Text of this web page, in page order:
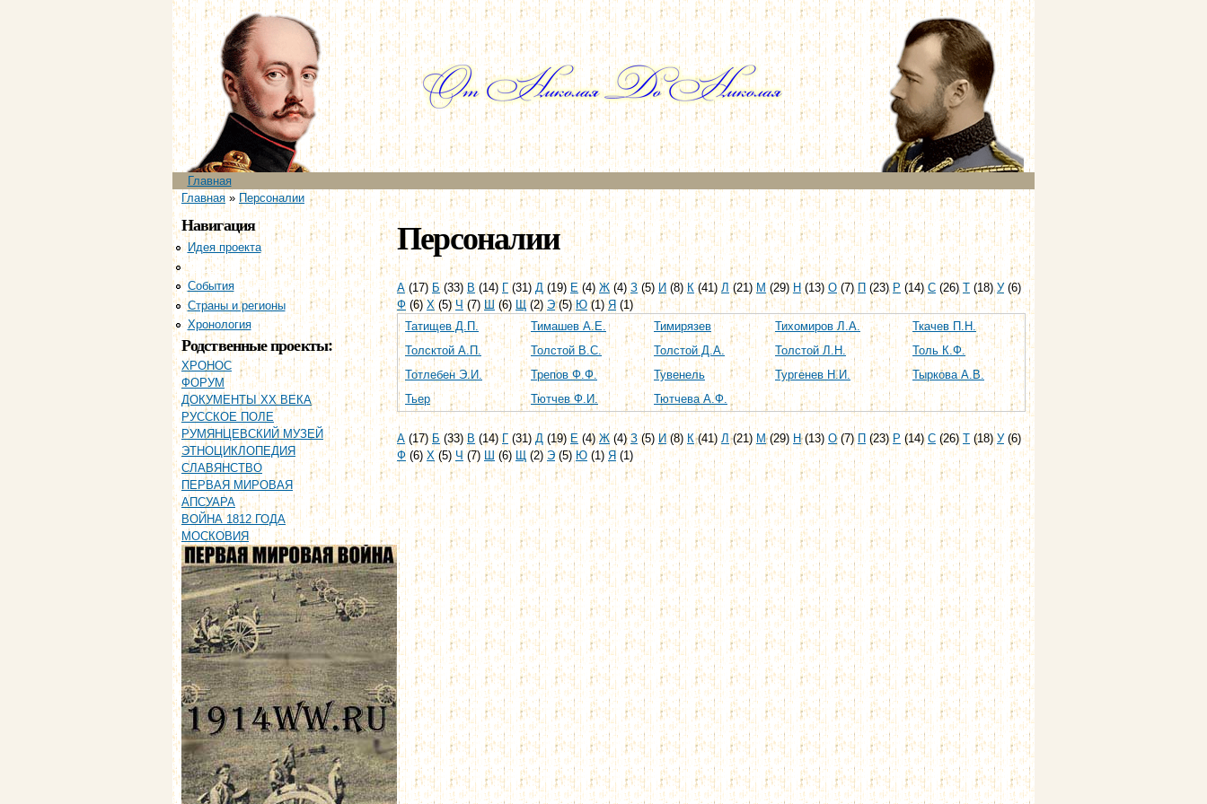
Перейти к
основному
содержанию
Главное меню
Главная
Вы здесь
Главная» Персоналии
Навигация
Идея проекта
Персоналии
События
Страны и регионы
Хронология
Родственные проекты:
ХРОНОС
ФОРУМ
ДОКУМЕНТЫ XX ВЕКА
РУССКОЕ ПОЛЕ
РУМЯНЦЕВСКИЙ МУЗЕЙ
ЭТНОЦИКЛОПЕДИЯ
СЛАВЯНСТВО
ПЕРВАЯ МИРОВАЯ
АПСУАРА
ВОЙНА 1812 ГОДА
МОСКОВИЯ
Персоналии
А(17)Б(33)В(14)Г(31)Д (19)Е (4)Ж(4)З(5) И(8)К(41)Л(21)М(29)Н(13)О(7)П (23)Р (14)С (26)Т (18)У(6)
Ф (6)Х (5)Ч(7) Ш(6) Щ(2)Э(5)Ю (1)Я (1)
Татищев Д.П.
Тимашев А.Е. Тимирязев Тихомиров Л.А.
Ткачев П.Н.
Толсктой А.П.
Толстой В.С. Толстой Д.А. Толстой Л.Н.
Толь К.Ф.
Тотлебен Э.И.
Трепов Ф.Ф. Тувенель Тургенев Н.И.
Тыркова А.В.
Тьер
Тютчев Ф.И. Тютчева А.Ф.
А (17)Б (33)В (14)Г (31)Д (19)Е (4)Ж (4)З(5) И(8) К(41) Л(21) М(29) Н(13) О(7) П (23) Р (14) С (26) Т (18)У(6)
Ф(6)Х(5)Ч(7) Ш(6) Щ (2)Э(5)Ю (1)Я(1)